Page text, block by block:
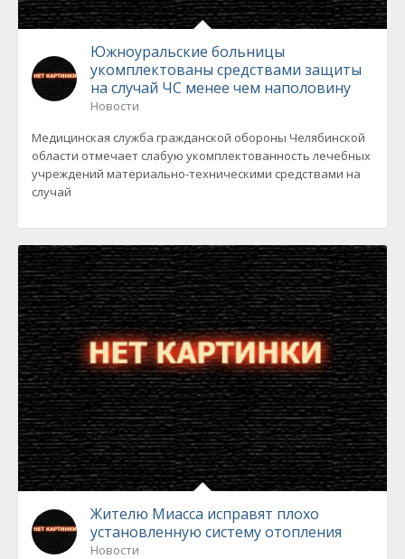
Южноуральские больницы
укомплектованы средствами защиты
на случай ЧС менее чем наполовину
Новости
Медицинская служба гражданской обороны Челябинской
области отмечает слабую укомплектованность лечебных
учреждений материально-техническими средствами на
случай
Жителю Миасса исправят плохо
установленную систему отопления
Новости